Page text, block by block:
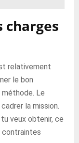
charges
relativement
le bon
méthode. Le
la mission.
veux obtenir, ce
contraintes